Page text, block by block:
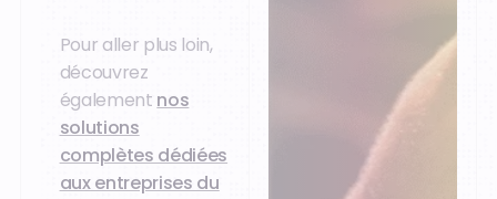
Pour aller plus loin,
découvrez
également nos
solutions
complètes dédiées
aux entreprises du